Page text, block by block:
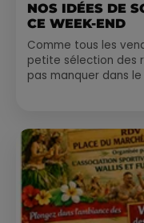
NOS IDÉES DE
CE WEEK-END
Comme tous les
petite sélection des
pas manquer dans